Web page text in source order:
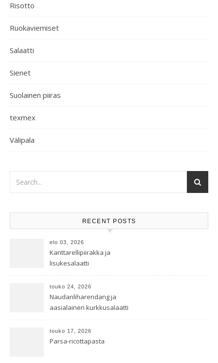
Risotto
Ruokaviemiset
Salaatti
Sienet
Suolainen piiras
texmex
Välipala
RECENT POSTS
elo 03, 2026
Kanttarellipiirakka ja
lisukesalaatti
touko 24, 2026
Naudanliharendang ja
aasialainen kurkkusalaatti
touko 17, 2026
Parsa-ricottapasta